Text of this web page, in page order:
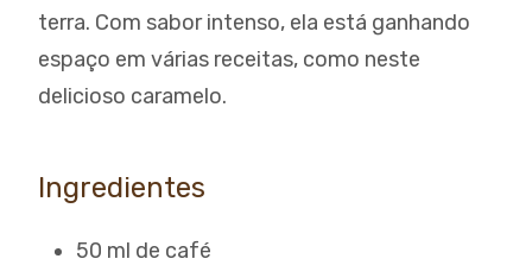
terra. Com sabor intenso, ela está ganhando
espaço em várias receitas, como neste
delicioso caramelo.
Ingredientes
50 ml de café